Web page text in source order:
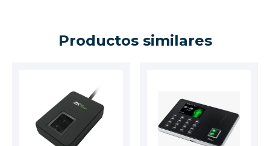
Productos similares